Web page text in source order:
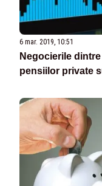
6 mar. 2019, 10:51
Negocierile
pensiilor private